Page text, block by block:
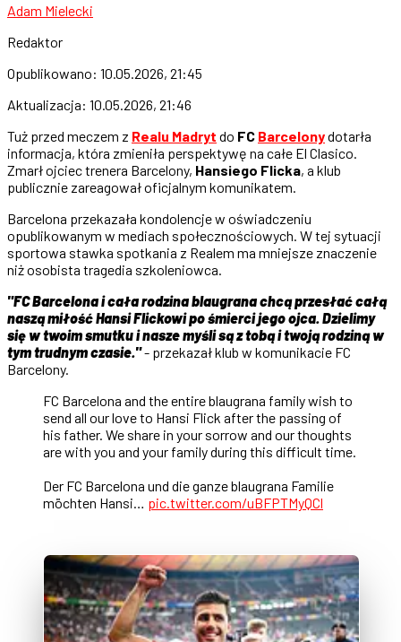
Adam Mielecki
Redaktor
Opublikowano: 10.05.2026, 21:45
Aktualizacja: 10.05.2026, 21:46
Tuż przed meczem z Realu Madryt do FC Barcelonydotarła
informacja, która zmieniła perspektywę na całe El Clasico.
Zmarł ojciec trenera Barcelony, Hansiego Flicka, a klub
publicznie zareagował oficjalnym komunikatem.
Barcelona przekazała kondolencje w oświadczeniu
opublikowanym w mediach społecznościowych. W tej sytuacji
sportowa stawka spotkania z Realem ma mniejsze znaczenie
niż osobista tragedia szkoleniowca.
"FC Barcelona i cała rodzina blaugrana chcą przesłać całą
naszą miłość Hansi Flickowi po śmierci jego ojca. Dzielimy
się w twoim smutku i nasze myśli są z tobą i twoją rodziną w
tym trudnym czasie."- przekazał klub w komunikacie FC
Barcelony.
FC Barcelona and the entire blaugrana family wish to
send all our love to Hansi Flick after the passing of
his father. We share in your sorrow and our thoughts
are with you and your family during this difficult time.
Der FC Barcelona und die ganze blaugrana Familie
möchten Hansi… pic.twitter.com/uBFPTMyQCl